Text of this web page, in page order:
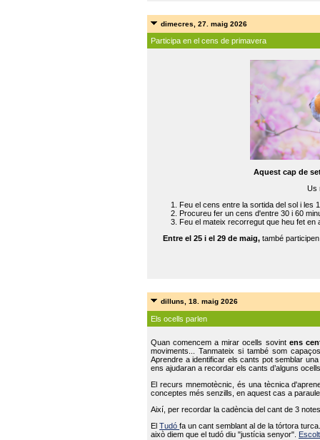
dimecres, 27. maig 2026
Participa en el cens de primavera
Aquest cap de
Us
Feu el cens entre la sortida del sol i les
Procureu fer un cens d'entre 30 i 60
Feu el mateix recorregut que heu fet en
Entre el 25 i el 29 de maig, també
dilluns, 18. maig 2026
Els ocells parlen
Quan comencem a mirar ocells sovint ens
moviments... Tanmateix si també som
Aprendre a identificar els cants pot semblar
ens ajudaran a recordar els cants d’alguns
El recurs mnemotècnic, és una tècnica
conceptes més senzills, en aquest cas a
Així, per recordar la cadència del cant de 3
ElTudófa un cant semblant al de la tórtora
això diem que el tudó diu "justícia senyor".